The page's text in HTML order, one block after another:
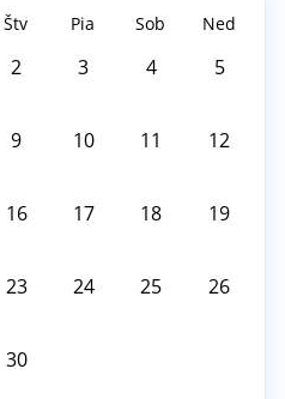
Štv Pia Sob Ned
2 3 4 5
9 10 11 12
16 17 18 19
23 24 25 26
30